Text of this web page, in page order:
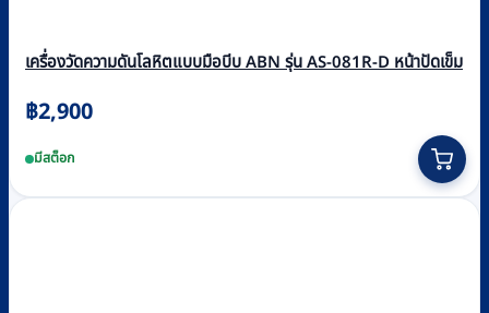
เครื่องวัดความดันโลหิตแบบมือบีบ ABN รุ่น AS-081R-D หน้าปัดเข็ม
฿2,900
มีสต็อก